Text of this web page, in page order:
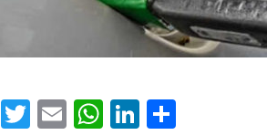
Facebook
Twitter
EmailWhatsApp
LinkedIn